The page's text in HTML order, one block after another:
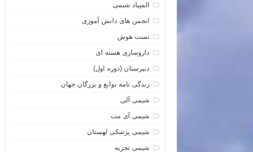
المپیاد شیمی
انجمن های دانش آموزی
تست هوش
داروسازی هسته ای
دبیرستان (دوره اول)
زندگی نامه نوابغ و بزرگان جهان
شیمی آلی
شیمی آی مت
شیمی پزشکی لهستان
شیمی تجزیه